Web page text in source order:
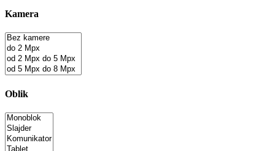
Kamera
Oblik